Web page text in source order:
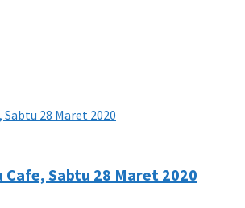
Cafe, Sabtu 28 Maret 2020